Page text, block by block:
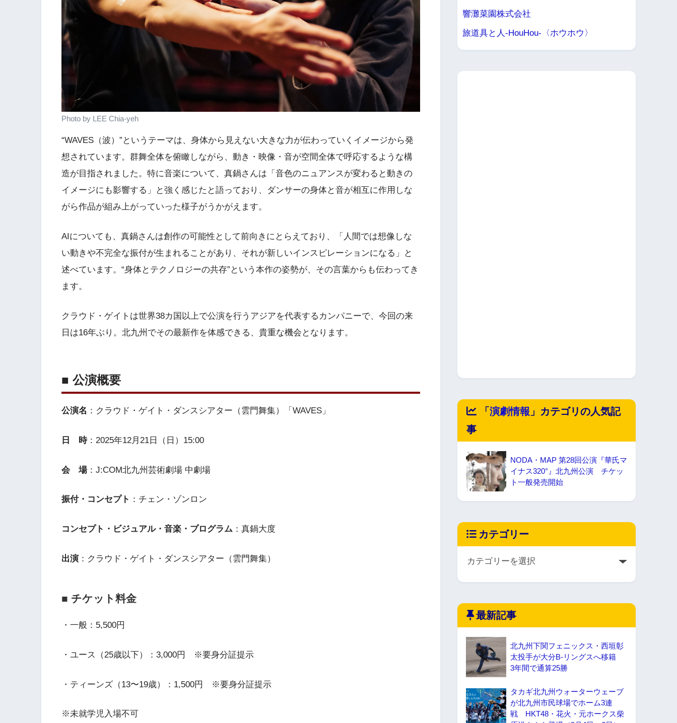
Photo by LEE Chia-yeh
“WAVES（波）”というテーマは、身体から見えない大きな力が伝わっていくイメージから発
想されています。群舞全体を俯瞰しながら、動き・映像・音が空間全体で呼応するような構
造が目指されました。特に音楽について、真鍋さんは「音色のニュアンスが変わると動きの
イメージにも影響する」と強く感じたと語っており、ダンサーの身体と音が相互に作用しな
がら作品が組み上がっていった様子がうかがえます。
AIについても、真鍋さんは創作の可能性として前向きにとらえており、「人間では想像しな
い動きや不完全な振付が生まれることがあり、それが新しいインスピレーションになる」と
述べています。“身体とテクノロジーの共存”という本作の姿勢が、その言葉からも伝わってき
ます。
クラウド・ゲイトは世界38カ国以上で公演を行うアジアを代表するカンパニーで、今回の来
日は16年ぶり。北九州でその最新作を体感できる、貴重な機会となります。
■ 公演概要
公演名 ：クラウド・ゲイト・ダンスシアター（雲門舞集）「WAVES」
日 時：2025年12月21日（日）15:00
会 場：J:COM北九州芸術劇場 中劇場
振付・コンセプト ：チェン・ゾンロン
コンセプト・ビジュアル・音楽・プログラム ：真鍋大度
出演 ：クラウド・ゲイト・ダンスシアター（雲門舞集）
■ チケット料金
・一般：5,500円
・ユース（25歳以下）：3,000円 ※要身分証提示
・ティーンズ（13〜19歳）：1,500円 ※要身分証提示
※未就学児入場不可
響灘菜園株式会社
旅道具と人-HouHou-〈ホウホウ〉
「 演劇情報 」カテゴリの人気記
事
NODA・MAP 第28回公演『華氏マ
イナス320°』北九州公演 チケッ
ト一般発売開始
カテゴリー
最新記事
北九州下関フェニックス・西垣彰
太投手が大分B-リングスへ移籍
3年間で通算25勝
タカギ北九州ウォーターウェーブ
が北九州市民球場でホーム3連
戦 HKT48・花火・元ホークス柴